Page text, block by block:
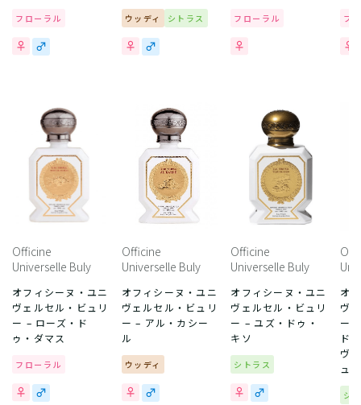
フローラル ウッディ シトラス フローラル フ
Officine
Universelle Buly
オフィシーヌ・ユニ
ヴェルセル・ビュリ
ー – ローズ・ド
ゥ・ダマス
フローラル
Officine
Universelle Buly
オフィシーヌ・ユニ
ヴェルセル・ビュリ
ー – アル・カシー
ル
ウッディ
Officine
Universelle Buly
オフィシーヌ・ユニ
ヴェルセル・ビュリ
ー – ユズ・ドゥ・
キソ
シトラス
オ
ヴ
ー
ド
ヴ
ュ
シ